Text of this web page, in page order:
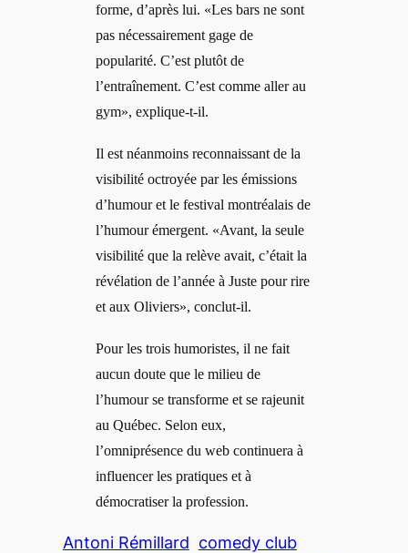
forme, d’après lui. «Les bars ne sont
pas nécessairement gage de
popularité. C’est plutôt de
l’entraînement. C’est comme aller au
gym», explique-t-il.
Il est néanmoins reconnaissant de la
visibilité octroyée par les émissions
d’humour et le festival montréalais de
l’humour émergent. «Avant, la seule
visibilité que la relève avait, c’était la
révélation de l’année à Juste pour rire
et aux Oliviers», conclut-il.
Pour les trois humoristes, il ne fait
aucun doute que le milieu de
l’humour se transforme et se rajeunit
au Québec. Selon eux,
l’omniprésence du web continuera à
influencer les pratiques et à
démocratiser la profession.
Antoni Rémillard comedy club